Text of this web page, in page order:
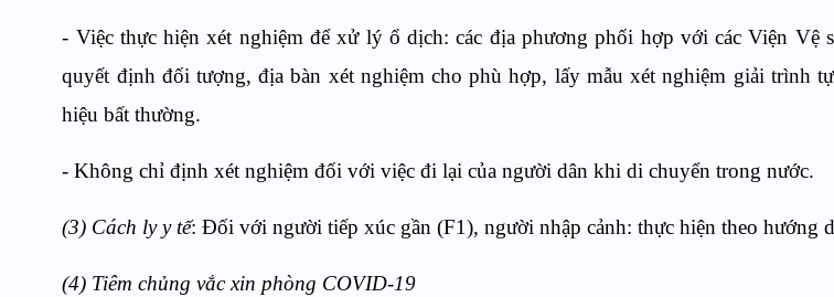
- Việc thực hiện xét nghiệm để xử lý ổ dịch: các địa phương phối hợp với các Viện Vệ
quyết định đối tượng, địa bàn xét nghiệm cho phù hợp, lấy mẫu xét nghiệm giải trình
hiệu bất thường.
- Không chỉ định xét nghiệm đối với việc đi lại của người dân khi di chuyển trong nước.
(3) Cách ly y tế: Đối với người tiếp xúc gần (F1), người nhập cảnh: thực hiện theo hướng
(4) Tiêm chủng vắc xin phòng COVID-19